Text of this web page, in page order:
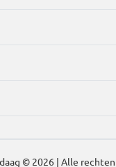
© 2026 | Alle